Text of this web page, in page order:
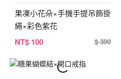
果凍小花朵×手機手提吊飾掛
繩×彩色紫花
NT$ 100 $ 390